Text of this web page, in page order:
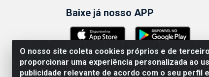
O nosso site coleta cookies próprios e de
proporcionar uma experiência personalizada ao
publicidade relevante de acordo com o seu perfil
Baixe já nosso APP
ABRASEG COMÉRCIO